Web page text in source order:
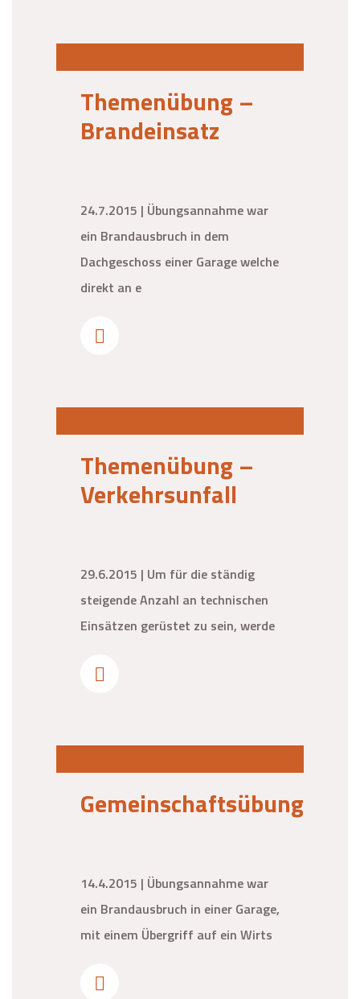
Themenübung –
Brandeinsatz
24.7.2015 | Übungsannahme war
ein Brandausbruch in dem
Dachgeschoss einer Garage welche
direkt an e
Themenübung –
Verkehrsunfall
29.6.2015 | Um für die ständig
steigende Anzahl an technischen
Einsätzen gerüstet zu sein, werde
Gemeinschaftsübung
14.4.2015 | Übungsannahme war
ein Brandausbruch in einer Garage,
mit einem Übergriff auf ein Wirts